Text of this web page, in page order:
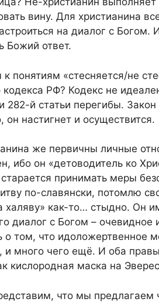
вину. Для христианина
на диалог с
Божий ответ.
понятиям «стесняется/не
кодекса РФ? Кодекс не
282-й статьи перегибы.
он настигнет и осуществится.
же первичны личные
ибо он «детоводитель ко
принимать меры
по-славянски, потомлю
халяву» как-то… стыдно. Он
диалог с Богом –
о том, что идоложертвенное
и много чего ещё. И оба
кислородная маска на
что мы предлагаем